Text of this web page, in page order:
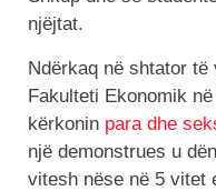
njëjtat.
Ndërkaq në shtator
Fakulteti Ekonomik
kërkonin para dhe
një demonstrues u
vitesh nëse në 5 vitet